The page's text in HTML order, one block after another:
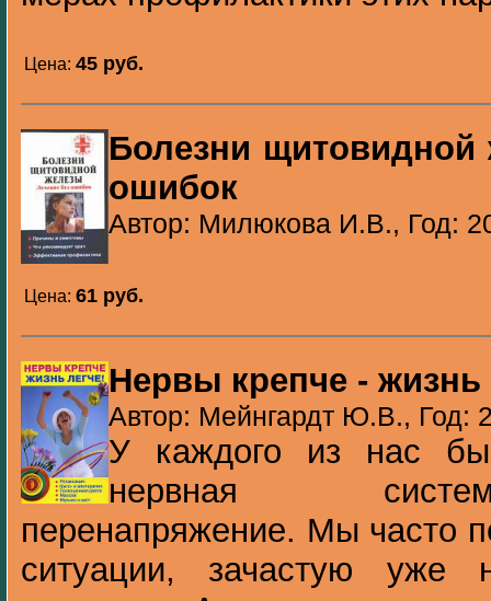
Цена: 45 pуб.
Болезни щитовидной
ошибок
Автор: Милюкова И.В., Год:
Цена: 61 pуб.
Нервы крепче - жизнь
Автор: Мейнгардт Ю.В., Год:
У каждого из нас
нервная
перенапряжение. Мы часто
ситуации, зачастую